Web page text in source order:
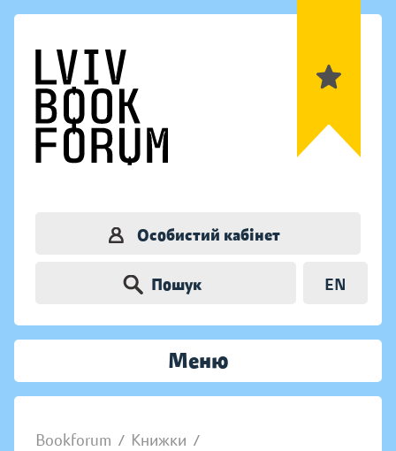
Особистий кабінет
Пошук EN
Меню
Bookforum / Книжки /